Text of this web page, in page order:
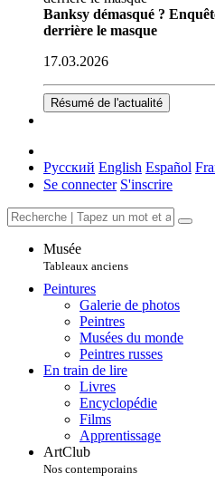
Banksy démasqué ?
derrière le masque
17.03.2026
Résumé de l'actualité
Русский English Español
Se connecter S'inscrire
Musée
Tableaux anciens
Peintures
Galerie de photos
Peintres
Musées du monde
Peintres russes
En train de lire
Livres
Encyclopédie
Films
Apprentissage
ArtClub
Nos contemporains